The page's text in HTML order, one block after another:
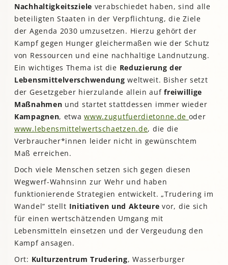
Nachhaltigkeitsziele verabschiedet haben, sind alle
beteiligten Staaten in der Verpflichtung, die Ziele
der Agenda 2030 umzusetzen. Hierzu gehört der
Kampf gegen Hunger gleichermaßen wie der Schutz
von Ressourcen und eine nachhaltige Landnutzung.
Ein wichtiges Thema ist die Reduzierung der
Lebensmittelverschwendung weltweit. Bisher setzt
der Gesetzgeber hierzulande allein auffreiwillige
Maßnahmen und startet stattdessen immer wieder
Kampagnen, etwawww.zugutfuerdietonne.de oder
www.lebensmittelwertschaetzen.de, die die
Verbraucher*innen leider nicht in gewünschtem
Maß erreichen.
Doch viele Menschen setzen sich gegen diesen
Wegwerf-Wahnsinn zur Wehr und haben
funktionierende Strategien entwickelt. „Trudering im
Wandel“ stellt Initiativen und Akteure vor, die sich
für einen wertschätzenden Umgang mit
Lebensmitteln einsetzen und der Vergeudung den
Kampf ansagen.
Ort: Kulturzentrum Trudering, Wasserburger